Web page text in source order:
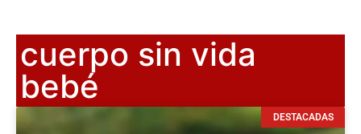
cuerpo sin vida
bebé
DESTACADAS